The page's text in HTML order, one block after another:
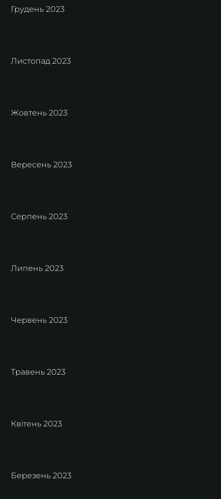
Грудень 2023
Листопад 2023
Жовтень 2023
Вересень 2023
Серпень 2023
Липень 2023
Червень 2023
Травень 2023
Квітень 2023
Березень 2023